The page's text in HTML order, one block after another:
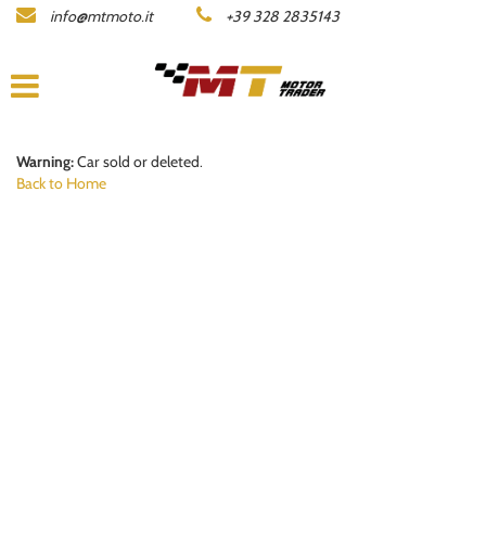
LISTA MOTO
COMPANY
ACQUISTIAMO LA TUA MOTO
info@mtmoto.it +39 328 2835143
Warning:Car sold or deleted.
Back to Home